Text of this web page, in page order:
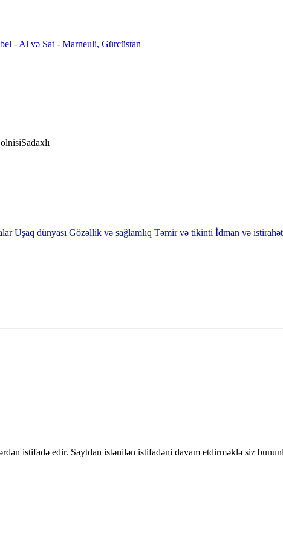
Sadaxlı
Uşaq dünyası Gözəllik və sağlamlıq Təmir və tikinti İdman və istirahət
istifadə edir. Saytdan istənilən istifadəni davam etdirməklə siz